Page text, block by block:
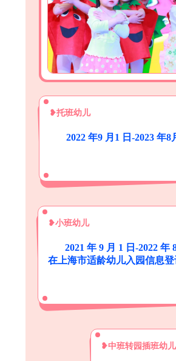
❥托班幼儿
2022 年9 月1 日-2023 年
❥小班幼儿
2021 年 9 月 1 日-2022
在上海市适龄幼儿入园信息
❥中班转园插班幼儿